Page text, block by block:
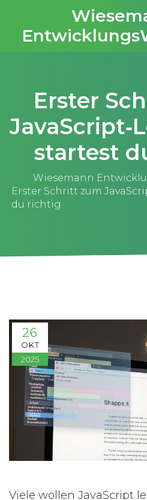
Erster
startest
Wiesemann
Erster Schritt zum
du richtig
26
OKT
2025
Viele wollen JavaScript